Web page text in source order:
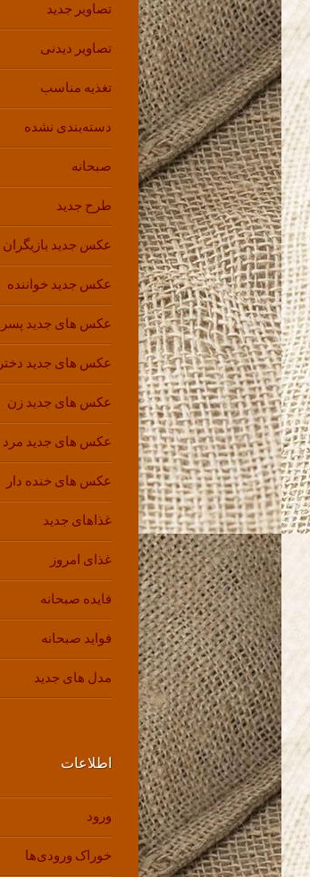
تصاویر جدید
تصاویر دیدنی
تغذیه مناسب
دسته‌بندی نشده
صبحانه
طرح جدید
عکس جدید بازیگران
عکس جدید خواننده
عکس های جدید پسر
عکس های جدید دختر
عکس های جدید زن
عکس های جدید مرد
عکس های خنده دار
غذاهای جدید
غذای امروز
فایده صبحانه
فواید صبحانه
مدل های جدید
اطلاعات
ورود
خوراک ورودی‌ها